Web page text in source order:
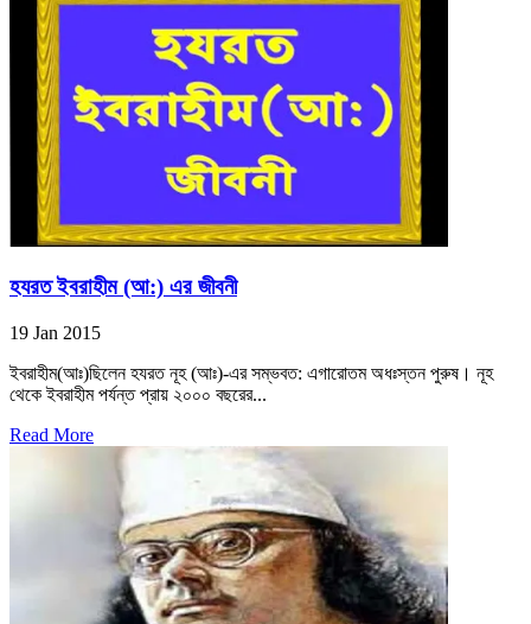
হযরত ইবরাহীম (আ:) এর জীবনী
19 Jan 2015
ইবরাহীম(আঃ)ছিলেন হযরত নূহ (আঃ)-এর সম্ভবত: এগারোতম অধঃস্তন পুরুষ। নূহ
থেকে ইবরাহীম পর্যন্ত প্রায় ২০০০ বছরের...
Read More